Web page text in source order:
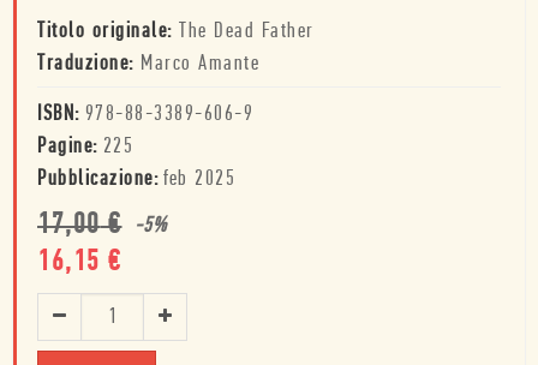
Titolo originale: The Dead Father
Traduzione: Marco Amante
ISBN: 978-88-3389-606-9
Pagine: 225
Pubblicazione: feb 2025
17,00€ -5%
16,15 €